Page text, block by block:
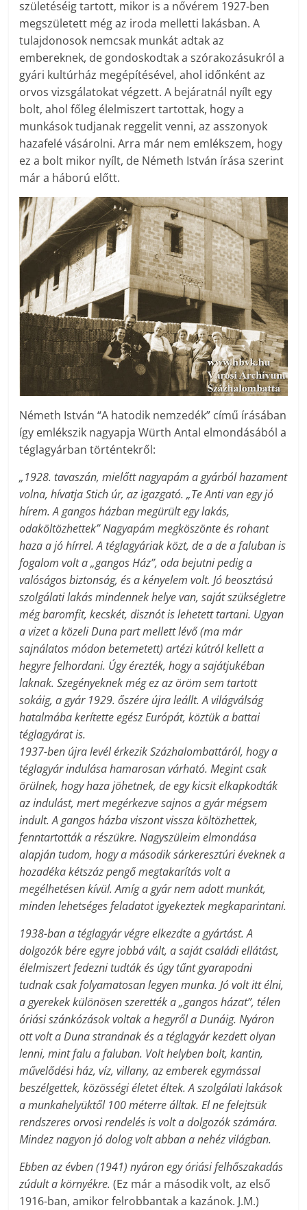
születéséig tartott, mikor is a nővérem 1927-ben
megszületett még az iroda melletti lakásban. A
tulajdonosok nemcsak munkát adtak az
embereknek, de gondoskodtak a szórakozásukról a
gyári kultúrház megépítésével, ahol időnként az
orvos vizsgálatokat végzett. A bejáratnál nyílt egy
bolt, ahol főleg élelmiszert tartottak, hogy a
munkások tudjanak reggelit venni, az asszonyok
hazafelé vásárolni. Arra már nem emlékszem, hogy
ez a bolt mikor nyílt, de Németh István írása szerint
már a háború előtt.
Németh István “A hatodik nemzedék” című írásában
így emlékszik nagyapja Würth Antal elmondásából a
téglagyárban történtekről:
„1928. tavaszán, mielőtt nagyapám a gyárból hazament
volna, hívatja Stich úr, az igazgató. „Te Anti van egy jó
hírem. A gangos házban megürült egy lakás,
odaköltözhettek” Nagyapám megköszönte és rohant
haza a jó hírrel. A téglagyáriak közt, de a de a faluban is
fogalom volt a „gangos Ház”, oda bejutni pedig a
valóságos biztonság, és a kényelem volt. Jó beosztású
szolgálati lakás mindennek helye van, saját szükségletre
még baromfit, kecskét, disznót is lehetett tartani. Ugyan
a vizet a közeli Duna part mellett lévő (ma már
sajnálatos módon betemetett) artézi kútról kellett a
hegyre felhordani. Úgy érezték, hogy a sajátjukéban
laknak. Szegényeknek még ez az öröm sem tartott
sokáig, a gyár 1929. őszére újra leállt. A világválság
hatalmába kerítette egész Európát, köztük a battai
téglagyárat is.
1937-ben újra levél érkezik Százhalombattáról, hogy a
téglagyár indulása hamarosan várható. Megint csak
örülnek, hogy haza jöhetnek, de egy kicsit elkapkodták
az indulást, mert megérkezve sajnos a gyár mégsem
indult. A gangos házba viszont vissza költözhettek,
fenntartották a részükre. Nagyszüleim elmondása
alapján tudom, hogy a második sárkeresztúri éveknek a
hozadéka kétszáz pengő megtakarítás volt a
megélhetésen kívül. Amíg a gyár nem adott munkát,
minden lehetséges feladatot igyekeztek megkaparintani.
1938-ban a téglagyár végre elkezdte a gyártást. A
dolgozók bére egyre jobbá vált, a saját családi ellátást,
élelmiszert fedezni tudták és úgy tűnt gyarapodni
tudnak csak folyamatosan legyen munka. Jó volt itt élni,
a gyerekek különösen szerették a „gangos házat”, télen
óriási szánkózások voltak a hegyről a Dunáig. Nyáron
ott volt a Duna strandnak és a téglagyár kezdett olyan
lenni, mint falu a faluban. Volt helyben bolt, kantin,
művelődési ház, víz, villany, az emberek egymással
beszélgettek, közösségi életet éltek. A szolgálati lakások
a munkahelyüktől 100 méterre álltak. El ne felejtsük
rendszeres orvosi rendelés is volt a dolgozók számára.
Mindez nagyon jó dolog volt abban a nehéz világban.
Ebben az évben (1941) nyáron egy óriási felhőszakadás
zúdult a környékre.(Ez már a második volt, az első
1916-ban, amikor felrobbantak a kazánok. J.M.)